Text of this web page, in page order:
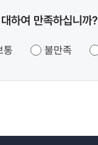
하여 만족하십니까?
통 불만족